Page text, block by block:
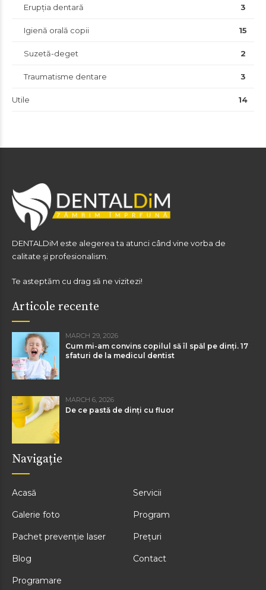
Erupția dentară 3
Igienă orală copii 15
Suzetă-deget 2
Traumatisme dentare 3
Utile 14
DENTALDiM este alegerea ta atunci când vine vorba de
calitate și profesionalism.
Te asteptăm cu drag să ne vizitezi!
Articole recente
MARCH 29, 2026
Cum mi-am convins copilul să îl spăl pe dinți. 17
sfaturi de la medicul dentist
MARCH 6, 2026
De ce pastă de dinți cu fluor
Navigație
Acasă Servicii
Galerie foto Program
Pachet prevenție laser Prețuri
Blog Contact
Programare